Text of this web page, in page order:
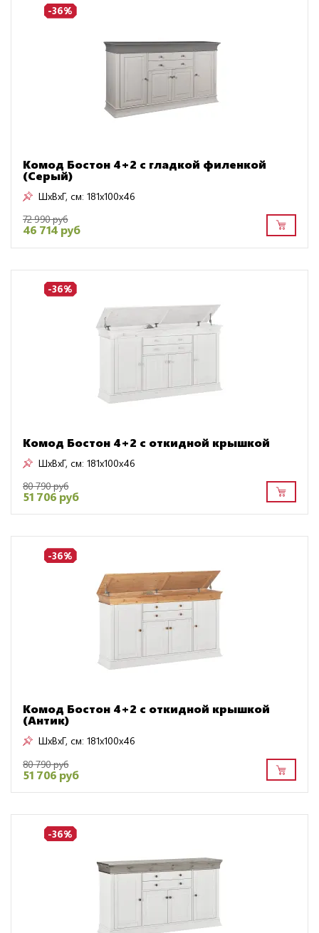
-36%
Комод Бостон 4+2 с гладкой филенкой
(Серый)
ШxВxГ, см: 181x100x46
72 990 руб
46 714 руб
-36%
Комод Бостон 4+2 с откидной крышкой
ШxВxГ, см: 181x100x46
80 790 руб
51 706 руб
-36%
Комод Бостон 4+2 с откидной крышкой
(Антик)
ШxВxГ, см: 181x100x46
80 790 руб
51 706 руб
-36%